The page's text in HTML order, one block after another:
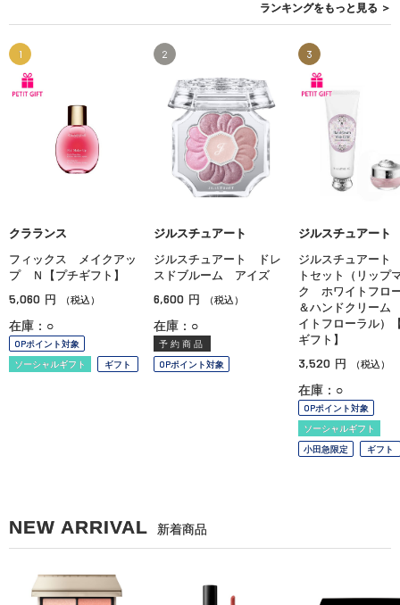
ランキングをもっと見る ＞
1
クラランス
フィックス メイクアッ
プ Ｎ【プチギフト】
5,060 円 （税込）
在庫：○
OPポイント対象
ソーシャルギフト
ギフト
2
ジルスチュアート
ジルスチュアート ドレ
スドブルーム アイズ
6,600 円 （税込）
在庫：○
予約商品
OPポイント対象
3
ジルスチュアート
ジルスチュアー
トセット（リップ
ク ホワイトフロ
＆ハンドクリー
イトフローラル）
ギフト】
3,520 円 （税込）
在庫：○
OPポイント対象
ソーシャルギフト
小田急限定
ギフト
NEW ARRIVAL 新着商品